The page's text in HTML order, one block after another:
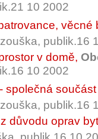
10 2002
věcné
publik.16
v domě,
10 2002
společná
publik.16
důvodu oprav